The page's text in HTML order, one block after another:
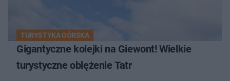
TURYSTYKA GÓRSKA
Gigantyczne kolejki na Giewont! Wielkie
turystyczne oblężenie Tatr